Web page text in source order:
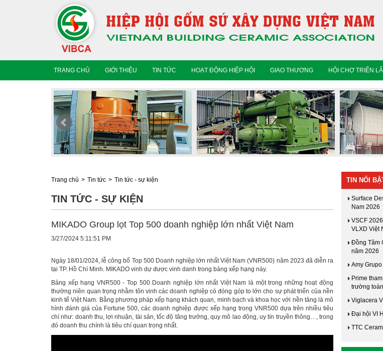
TRANG CHỦ GIỚI THIỆU TIN TỨC HOẠT ĐỘNG HIỆP HỘI GIAO THƯƠNG HỘI CHỢ TRIỂN
Trang chủ Tin tức Tin tức - sự kiện
TIN TỨC - SỰ KIỆN
MIKADO Group lọt Top 500 doanh nghiệp lớn nhất Việt Nam
3/27/2024 5:11:51 PM
Ngày 18/01/2024, lễ công bố Top 500 Doanh nghiệp lớn nhất Việt Nam (VNR500) năm 2023 đã diễn ra
tại TP. Hồ Chí Minh. MIKADO vinh dự được vinh danh trong bảng xếp hạng này.
Bảng xếp hạng VNR500 - Top 500 Doanh nghiệp lớn nhất Việt Nam là một trong những hoạt động
thường niên quan trọng nhằm tôn vinh các doanh nghiệp có đóng góp to lớn cho sự phát triển của nền
kinh tế Việt Nam. Bằng phương pháp xếp hạng khách quan, minh bạch và khoa học với nền tảng là mô
hình đánh giá của Fortune 500, các doanh nghiệp được xếp hạng trong VNR500 dựa trên nhiều tiêu
chí như: doanh thu, lợi nhuận, tài sản, tốc độ tăng trưởng, quy mô lao động, uy tín truyền thông…, trong
đó doanh thu chính là tiêu chí quan trọng nhất.
TIN NỔI
Surface
Nam 2026
VSCF
VLXD Việt
Đồng Tâm
năm 2026
Amy
Prime
trường
Viglacera
Đại hội VI
TTC